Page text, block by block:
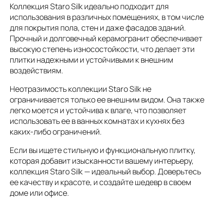
Коллекция Staro Silk идеально подходит для
использования в различных помещениях, в том числе
для покрытия пола, стен и даже фасадов зданий.
Прочный и долговечный керамогранит обеспечивает
высокую степень износостойкости, что делает эти
плитки надежными и устойчивыми к внешним
воздействиям.
Неотразимость коллекции Staro Silk не
ограничивается только ее внешним видом. Она также
легко моется и устойчива к влаге, что позволяет
использовать ее в ванных комнатах и кухнях без
каких-либо ограничений.
Если вы ищете стильную и функциональную плитку,
которая добавит изысканности вашему интерьеру,
коллекция Staro Silk — идеальный выбор. Доверьтесь
ее качеству и красоте, и создайте шедевр в своем
доме или офисе.